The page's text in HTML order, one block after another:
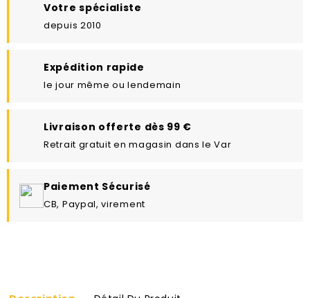
Votre spécialiste
depuis 2010
Expédition rapide
le jour même ou lendemain
Livraison offerte dès 99 €
Retrait gratuit en magasin dans le Var
Paiement Sécurisé
CB, Paypal, virement